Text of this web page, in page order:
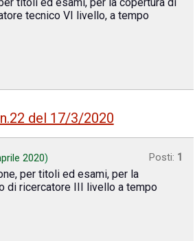
tecnico VI livello, a tempo
del 17/3/2020
2020) Posti: 1
per titoli ed esami, per la
di ricercatore III livello a tempo